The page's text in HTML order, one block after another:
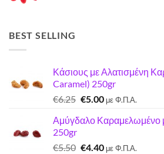
BEST SELLING
Κάσιους με Αλατισμένη
Caramel) 250gr
€6.25 Original
was:
€5.00Η
τιμή
€5.00.
με Φ.Π.Α.
Αμύγδαλο
250gr
€5.50 Original
€4.40Ημε Φ.Π.Α.